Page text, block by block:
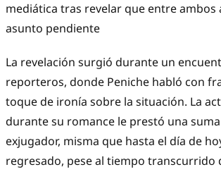
mediática tras revelar que entre ambos
asunto pendiente
La revelación surgió durante un
reporteros, donde Peniche habló con
toque de ironía sobre la situación. La
durante su romance le prestó una
exjugador, misma que hasta el día de
regresado, pese al tiempo transcurrido